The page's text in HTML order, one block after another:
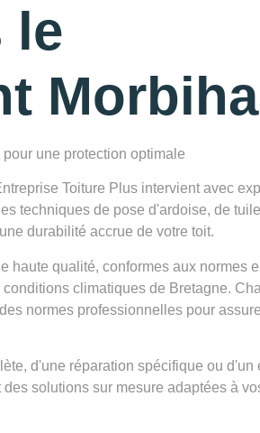
le
une protection optimale
Toiture Plus intervient avec
techniques de pose d'ardoise, de
durabilité accrue de votre toit.
haute qualité, conformes aux normes
climatiques de Bretagne.
normes professionnelles pour
d'une réparation spécifique ou d'un
solutions sur mesure adaptées à